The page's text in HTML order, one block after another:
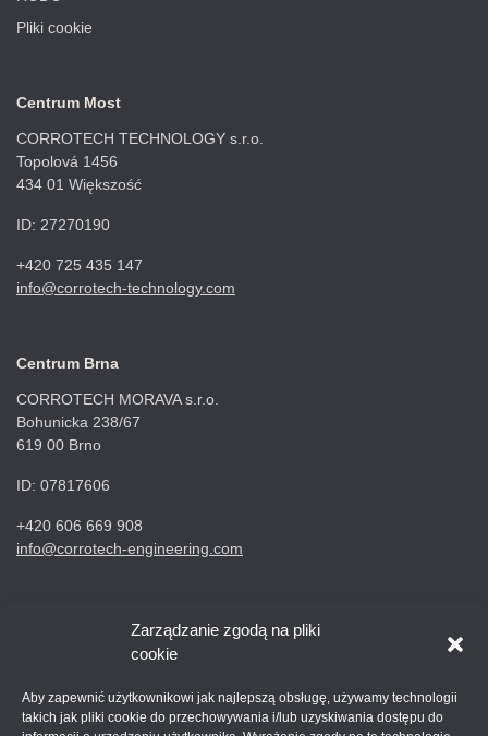
Zarządzanie zgodą na pliki
cookie
Aby zapewnić użytkownikowi jak najlepszą obsługę, używamy technologii
takich jak pliki cookie do przechowywania i/lub uzyskiwania dostępu do
Pliki cookie
Centrum Most
CORROTECH TECHNOLOGY s.r.o.
Topolová 1456
434 01 Większość
ID: 27270190
+420 725 435 147
info@corrotech-technology.com
Centrum Brna
CORROTECH MORAVA s.r.o.
Bohunicka 238/67
619 00 Brno
ID: 07817606
+420 606 669 908
info@corrotech-engineering.com
Centrum Ostrawy
CORROTECH OSTRAVA s.r.o.
719 00 Ostrawa Kunčice